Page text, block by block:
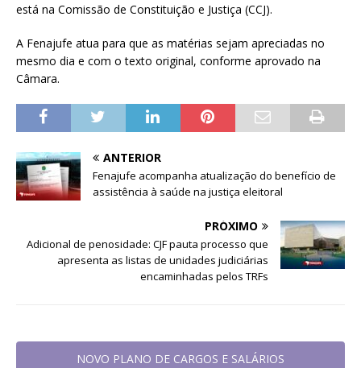
está na Comissão de Constituição e Justiça (CCJ).
A Fenajufe atua para que as matérias sejam apreciadas no
mesmo dia e com o texto original, conforme aprovado na
Câmara.
ANTERIOR
Fenajufe acompanha atualização do benefício de
assistência à saúde na justiça eleitoral
PRÓXIMO
Adicional de penosidade: CJF pauta processo que
apresenta as listas de unidades judiciárias
encaminhadas pelos TRFs
NOVO PLANO DE CARGOS E SALÁRIOS